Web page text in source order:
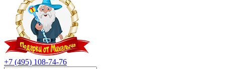
+7 (495) 108-74-76